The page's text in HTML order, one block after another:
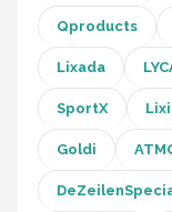
Qproducts
Lixada
SportX
Goldi